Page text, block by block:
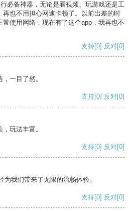
必备神器，无论是看视频、玩游戏还是工
也不用担心网速卡顿了。以前出差的时
使用网络，现在有了这个app，我再也不
支持[0] 反对[0]
一目了然。
支持[0] 反对[0]
玩法丰富。
支持[0] 反对[0]
我们带来了无限的流畅体验。
支持[0] 反对[0]